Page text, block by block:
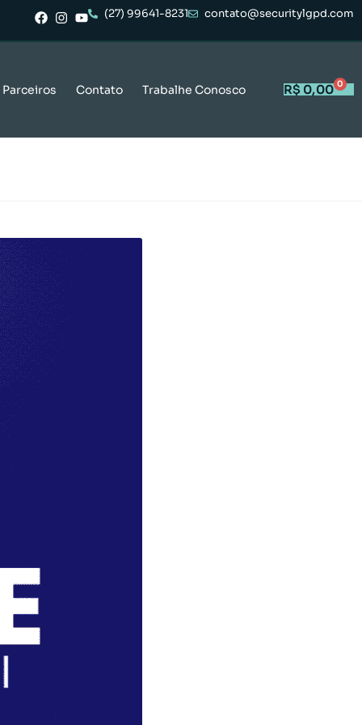
(27) 99641-8231 contato@securitylgpd.com
Parceiros Contato Trabalhe Conosco R$ 0,00 0